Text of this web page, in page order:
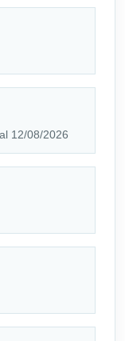
12/08/2026